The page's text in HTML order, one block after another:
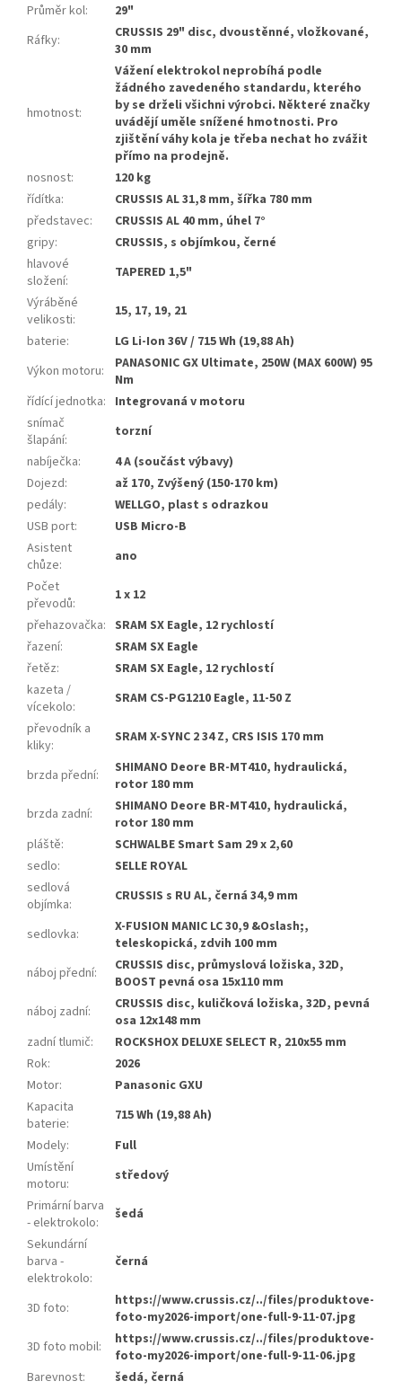
Průměr kol:
29"
Ráfky:
CRUSSIS 29" disc, dvoustěnné, vložkované,
30 mm
hmotnost:
Vážení elektrokol neprobíhá podle
žádného zavedeného standardu, kterého
by se drželi všichni výrobci. Některé značky
uvádějí uměle snížené hmotnosti. Pro
zjištění váhy kola je třeba nechat ho zvážit
přímo na prodejně.
nosnost:
120 kg
řídítka:
CRUSSIS AL 31,8 mm, šířka 780 mm
představec:
CRUSSIS AL 40 mm, úhel 7°
gripy:
CRUSSIS, s objímkou, černé
hlavové
složení:
TAPERED 1,5"
Výráběné
velikosti:
15, 17, 19, 21
baterie:
LG Li-Ion 36V / 715 Wh (19,88 Ah)
Výkon motoru:
PANASONIC GX Ultimate, 250W (MAX 600W) 95
Nm
řídící jednotka: Integrovaná v motoru
snímač
šlapání:
torzní
nabíječka:
4 A (součást výbavy)
Dojezd:
až 170, Zvýšený (150-170 km)
pedály:
WELLGO, plast s odrazkou
USB port:
USB Micro-B
Asistent
chůze:
ano
Počet
převodů:
1 x 12
přehazovačka: SRAM SX Eagle, 12 rychlostí
řazení:
SRAM SX Eagle
řetěz:
SRAM SX Eagle, 12 rychlostí
kazeta /
vícekolo:
SRAM CS-PG1210 Eagle, 11-50 Z
převodník a
kliky: SRAM X-SYNC 2 34 Z, CRS ISIS 170 mm
brzda přední:
SHIMANO Deore BR-MT410, hydraulická,
rotor 180 mm
brzda zadní:
SHIMANO Deore BR-MT410, hydraulická,
rotor 180 mm
pláště:
SCHWALBE Smart Sam 29 x 2,60
sedlo:
SELLE ROYAL
sedlová
objímka: CRUSSIS s RU AL, černá 34,9 mm
sedlovka:
X-FUSION MANIC LC 30,9 &Oslash;,
teleskopická, zdvih 100 mm
náboj přední:
CRUSSIS disc, průmyslová ložiska, 32D,
BOOST pevná osa 15x110 mm
náboj zadní:
CRUSSIS disc, kuličková ložiska, 32D, pevná
osa 12x148 mm
zadní tlumič:
ROCKSHOX DELUXE SELECT R, 210x55 mm
Rok:
2026
Motor:
Panasonic GXU
Kapacita
baterie:
715 Wh (19,88 Ah)
Modely:
Full
Umístění
motoru:
středový
Primární barva
- elektrokolo:
šedá
Sekundární
barva -
elektrokolo:
černá
3D foto:
https://www.crussis.cz/../files/produktove-
foto-my2026-import/one-full-9-11-07.jpg
3D foto mobil:
https://www.crussis.cz/../files/produktove-
foto-my2026-import/one-full-9-11-06.jpg
Barevnost: šedá, černá